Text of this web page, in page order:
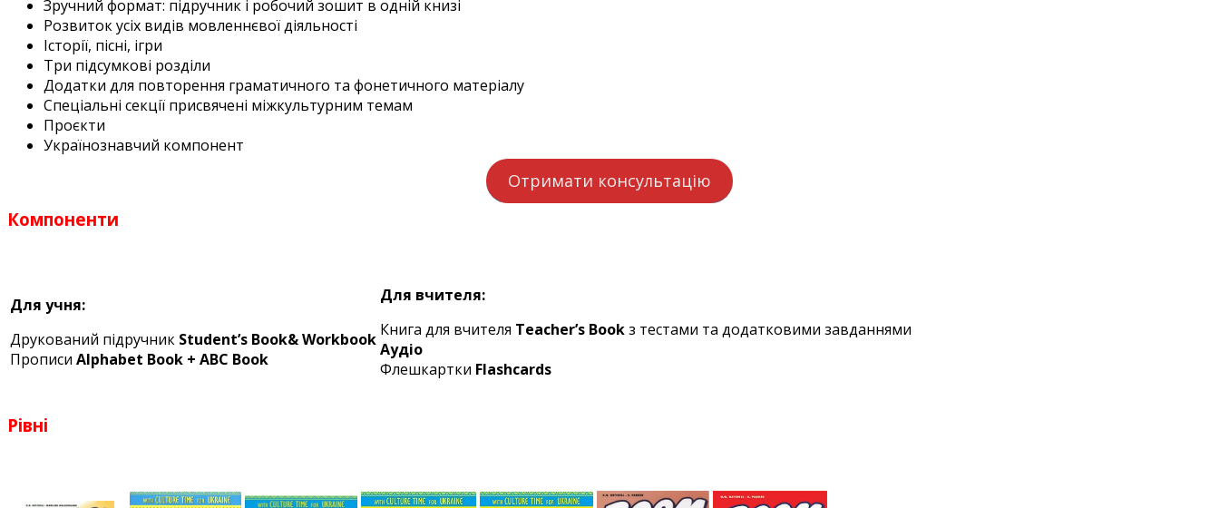
Зручний формат: підручник і робочий зошит в одній книзі
Розвиток усіх видів мовленнєвої діяльності
Історії, пісні, ігри
Три підсумкові розділи
Додатки для повторення граматичного та фонетичного матеріалу
Спеціальні секції присвячені міжкультурним темам
Проєкти
Українознавчий компонент
Отримати консультацію
Компоненти
Для учня:
Друкований підручник Student’s Book& Workbook
Прописи Alphabet Book + ABC Book
Для вчителя:
Книга для вчителя Teacher’s Bookз тестами та додатковими завданнями
Аудіо
Флешкартки Flashcards
Рівні